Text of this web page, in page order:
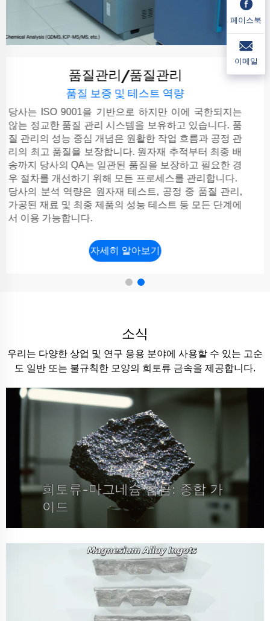
품질관리/품질관리
품질 보증 및 테스트 역량
당사는 ISO 9001을 기반으로 하지만 이에 국한되지는
않는 정교한 품질 관리 시스템을 보유하고 있습니다. 품
질 관리의 성능 중심 개념은 원활한 작업 흐름과 공정 관
리의 최고 품질을 보장합니다. 원자재 추적부터 최종 배
송까지 당사의 QA는 일관된 품질을 보장하고 필요한 경
우 절차를 개선하기 위해 모든 프로세스를 관리합니다.
당사의 분석 역량은 원자재 테스트, 공정 중 품질 관리,
가공된 재료 및 최종 제품의 성능 테스트 등 모든 단계에
서 이용 가능합니다.
자세히 알아보기
소식
우리는 다양한 상업 및 연구 응용 분야에 사용할 수 있는 고순
도 일반 또는 불규칙한 모양의 희토류 금속을 제공합니다.
희토류-마그네슘 합금: 종합 가
이드
페이스북
이메일